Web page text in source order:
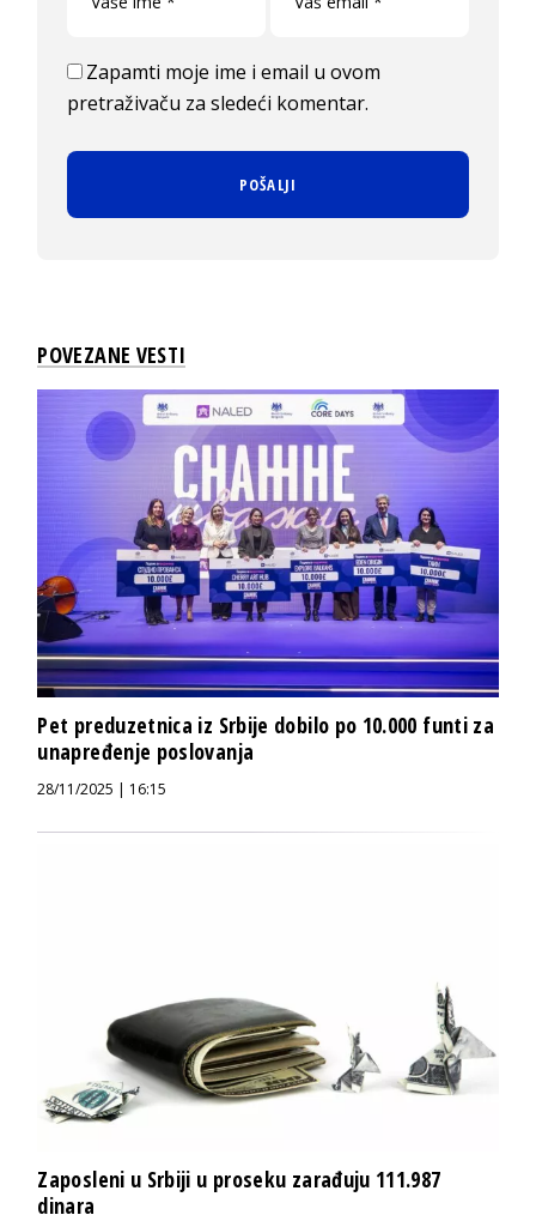
Zapamti moje ime i email u ovom
pretraživaču za sledeći komentar.
POVEZANE VESTI
Pet preduzetnica iz Srbije dobilo po 10.000 funti za
unapređenje poslovanja
28/11/2025 | 16:15
Zaposleni u Srbiji u proseku zarađuju 111.987
dinara